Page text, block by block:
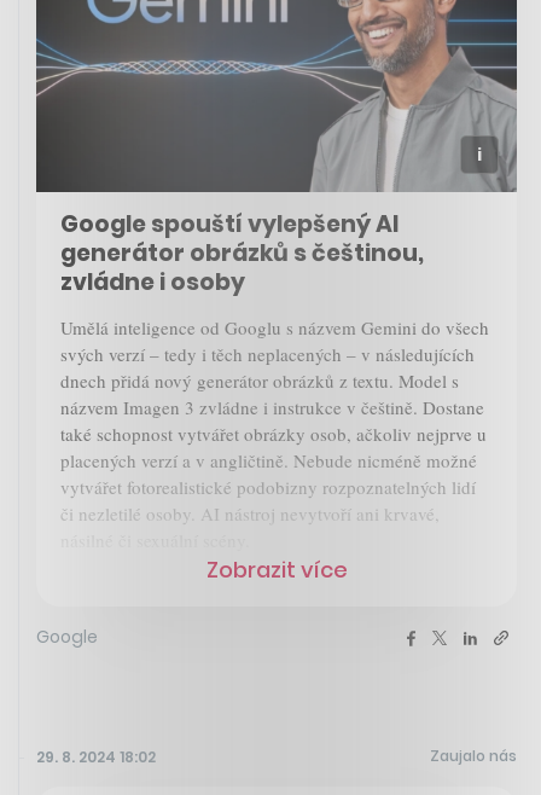
Google spouští vylepšený AI
generátor obrázků s češtinou,
zvládne i osoby
Umělá inteligence od Googlu s názvem Gemini do všech
svých verzí – tedy i těch neplacených – v následujících
dnech přidá nový generátor obrázků z textu. Model s
názvem Imagen 3 zvládne i instrukce v češtině. Dostane
také schopnost vytvářet obrázky osob, ačkoliv nejprve u
placených verzí a v angličtině. Nebude nicméně možné
vytvářet fotorealistické podobizny rozpoznatelných lidí
či nezletilé osoby. AI nástroj nevytvoří ani krvavé,
Zobrazit více
Google
29. 8. 2024 18:02 Zaujalo nás